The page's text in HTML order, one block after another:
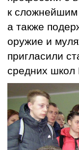
к
а также
оружие и
пригласили
средних школ